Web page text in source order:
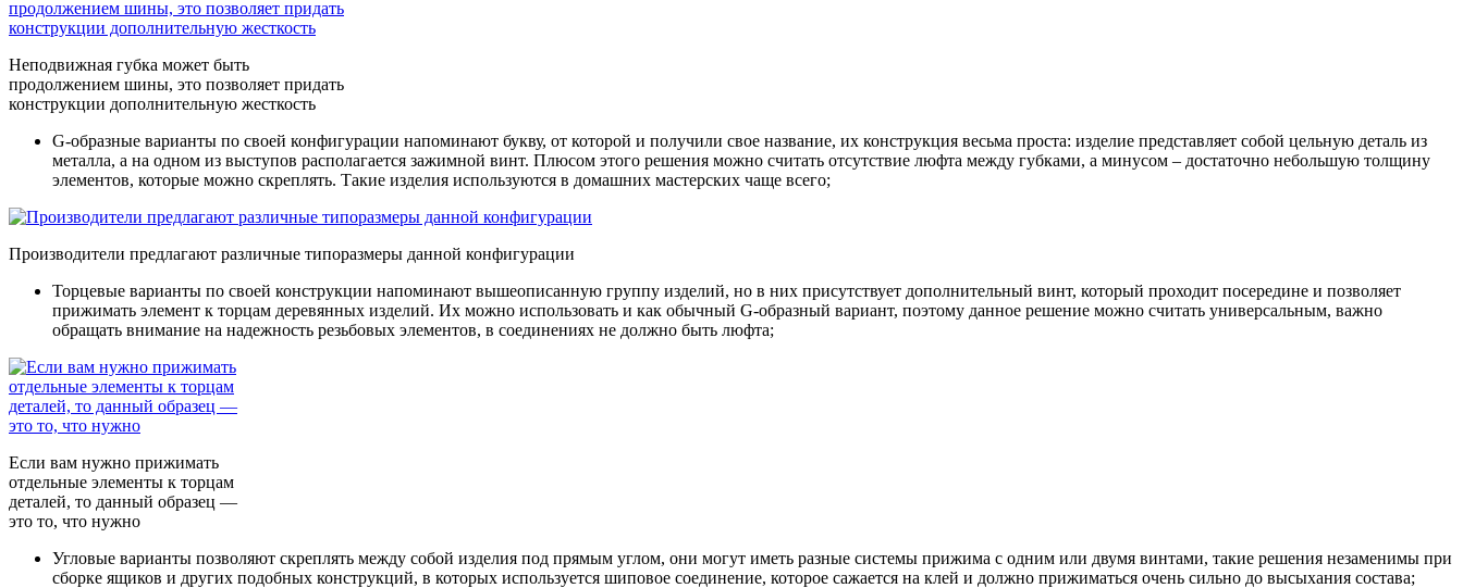
Неподвижная губка может быть
продолжением шины, это позволяет придать
конструкции дополнительную жесткость
G-образные варианты по своей конфигурации напоминают букву, от которой и получили свое название, их конструкция весьма проста: изделие представляет собой цельную деталь из
металла, а на одном из выступов располагается зажимной винт. Плюсом этого решения можно считать отсутствие люфта между губками, а минусом – достаточно небольшую толщину
элементов, которые можно скреплять. Такие изделия используются в домашних мастерских чаще всего;
Производители предлагают различные типоразмеры данной конфигурации
Торцевые варианты по своей конструкции напоминают вышеописанную группу изделий, но в них присутствует дополнительный винт, который проходит посередине и позволяет
прижимать элемент к торцам деревянных изделий. Их можно использовать и как обычный G-образный вариант, поэтому данное решение можно считать универсальным, важно
обращать внимание на надежность резьбовых элементов, в соединениях не должно быть люфта;
Если вам нужно прижимать
отдельные элементы к торцам
деталей, то данный образец —
это то, что нужно
Угловые варианты позволяют скреплять между собой изделия под прямым углом, они могут иметь разные системы прижима с одним или двумя винтами, такие решения незаменимы при
сборке ящиков и других подобных конструкций, в которых используется шиповое соединение, которое сажается на клей и должно прижиматься очень сильно до высыхания состава;